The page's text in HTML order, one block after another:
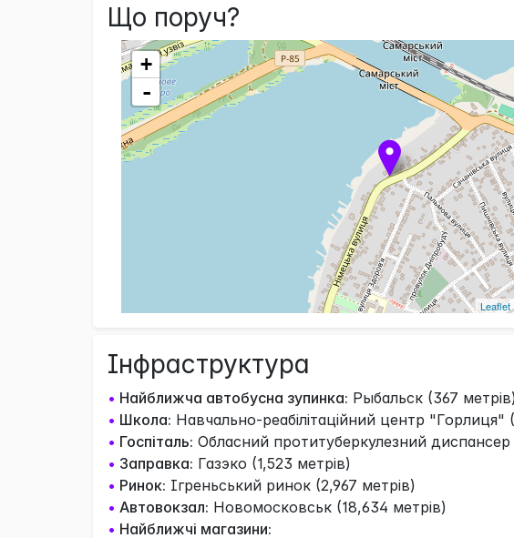
Що поруч?
+
-
Leaflet
Інфраструктура
• Найближча автобусна зупинка: Рыбальск (367
• Школа: Навчально-реабiлiтацiйний центр "Горлиця"
• Госпіталь: Обласний протитуберкулезний диспансер
• Заправка: Газэко (1,523 метрів)
• Ринок: Ігреньський ринок (2,967 метрів)
• Автовокзал: Новомосковськ (18,634 метрів)
• Найближчі магазини: